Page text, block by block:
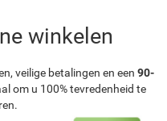
winkelen
veilige betalingen en een 90-
om u 100% tevredenheid te